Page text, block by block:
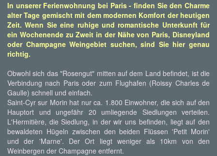
In unserer Ferienwohnung bei Paris - finden Sie den Charme
alter Tage gemischt mit dem modernen Komfort der heutigen
Zeit. Wenn Sie eine ruhige und romantische Unterkunft für
ein Wochenende zu Zweit in der Nähe von Paris, Disneyland
oder Champagne Weingebiet suchen, sind Sie hier genau
richtig.
Obwohl sich das "Rosengut" mitten auf dem Land befindet, ist die
Verbindung nach Paris oder zum Flughafen (Roissy Charles de
Gaulle) schnell und einfach.
Saint-Cyr sur Morin hat nur ca. 1.800 Einwohner, die sich auf den
Hauptort und ungefähr 20 umliegende Siedlungen verteilen.
L'Hermitière, die Siedlung, in der wir uns befinden, liegt auf den
bewaldeten Hügeln zwischen den beiden Flüssen 'Petit Morin'
und der 'Marne'. Der Ort liegt weniger als 10km von den
Weinbergen der Champagne entfernt.